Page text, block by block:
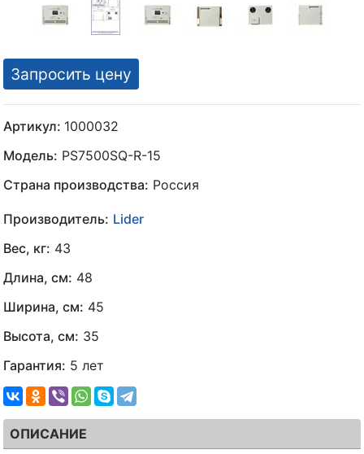
Запросить цену
Артикул: 1000032
Модель: PS7500SQ-R-15
Страна производства: Россия
Производитель: Lider
Вес, кг: 43
Длина, см: 48
Ширина, см: 45
Высота, см: 35
Гарантия: 5 лет
ОПИСАНИЕ